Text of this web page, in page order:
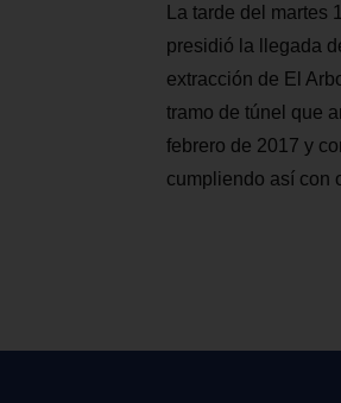
La tarde del
presidió la llegada
extracción de El
tramo de túnel que
febrero de 2017 y
cumpliendo así con